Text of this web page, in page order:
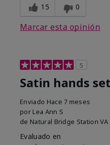
15 0
Marcar esta opinión
5
Satin hands set
Enviado Hace 7 meses
por Lea Ann S
de Natural Bridge Station VA
Evaluado en